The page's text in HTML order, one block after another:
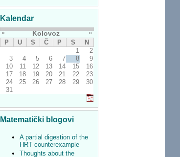
Kalendar
« Kolovoz
»
P
U S Č P S
N
1
2
3
4 5 6 7 8
9
10
11 12 13 14 15
16
17
18 19 20 21 22
23
24
25 26 27 28 29
30
31
Matematički blogovi
A partial digestion of the
HRT counterexample
Thoughts about the